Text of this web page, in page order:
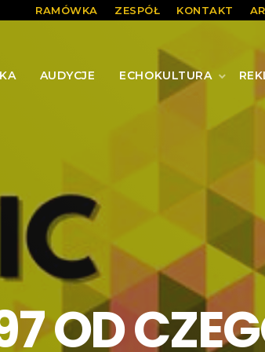
RAMÓWKA ZESPÓŁ KONTAKT
AUDYCJE ECHOKULTURA
OD